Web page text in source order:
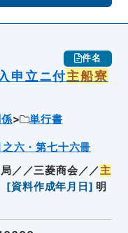
件名
申立ニ付主船寮
単行書
六・第七十六冊
／／三菱商会／／主
[資料作成年月日 ] 明